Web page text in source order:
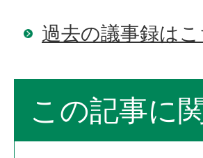
過去の議事録はこ
この記事に